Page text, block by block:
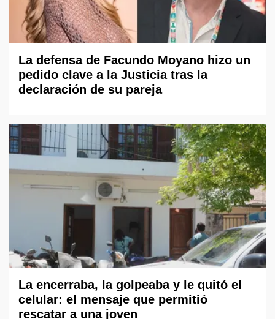
La defensa de Facundo Moyano hizo un
pedido clave a la Justicia tras la
declaración de su pareja
La encerraba, la golpeaba y le quitó el
celular: el mensaje que permitió
rescatar a una joven